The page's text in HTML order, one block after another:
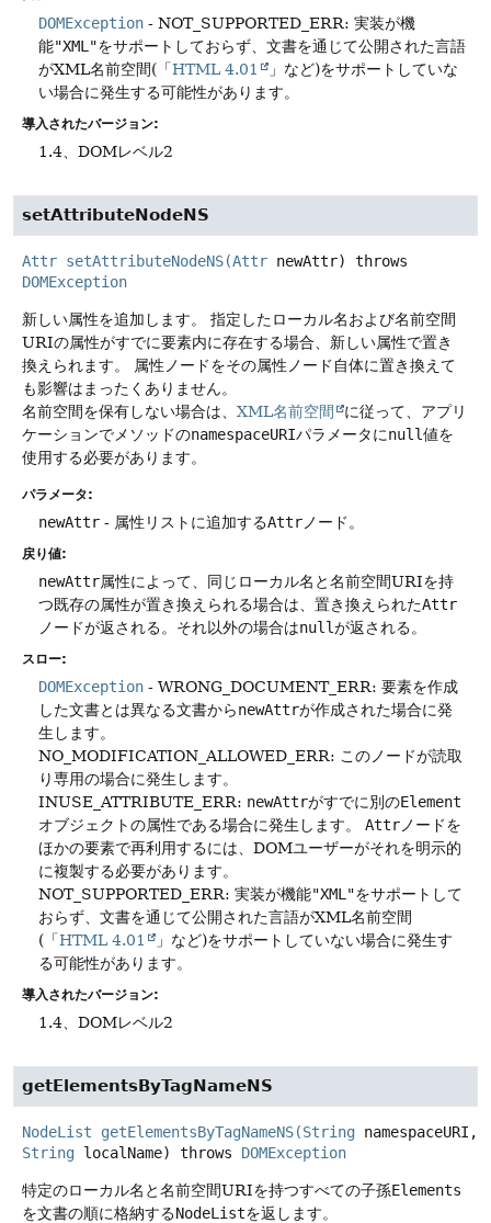
DOMException - NOT_SUPPORTED_ERR: 実装が機
能"XML"をサポートしておらず、文書を通じて公開された言語
がXML名前空間(「HTML 4.01
」など)をサポートしていな
い場合に発生する可能性があります。
導入されたバージョン:
1.4、DOMレベル2
setAttributeNodeNS
Attr setAttributeNodeNS(Attr newAttr)
throws
DOMException
新しい属性を追加します。
指定したローカル名および名前空間
URIの属性がすでに要素内に存在する場合、新しい属性で置き
換えられます。
属性ノードをその属性ノード自体に置き換えて
も影響はまったくありません。
名前空間を保有しない場合は、 XML名前空間
に従って、アプリ
ケーションでメソッドのnamespaceURIパラメータにnull値を
使用する必要があります。
パラメータ:
newAttr - 属性リストに追加するAttr ノード。
戻り値:
newAttr属性によって、同じローカル名と名前空間URIを持
つ既存の属性が置き換えられる場合は、置き換えられたAttr
ノードが返される。それ以外の場合はnullが返される。
スロー:
DOMException - WRONG_DOCUMENT_ERR: 要素を作成
した文書とは異なる文書からnewAttrが作成された場合に発
生します。
NO_MODIFICATION_ALLOWED_ERR: このノードが読取
り専用の場合に発生します。
INUSE_ATTRIBUTE_ERR: newAttrがすでに別のElement
オブジェクトの属性である場合に発生します。
Attr ノードを
ほかの要素で再利用するには、DOMユーザーがそれを明示的
に複製する必要があります。
NOT_SUPPORTED_ERR: 実装が機能"XML"をサポートして
おらず、文書を通じて公開された言語がXML名前空間
(「HTML 4.01
」など)をサポートしていない場合に発生す
る可能性があります。
導入されたバージョン:
1.4、DOMレベル2
getElementsByTagNameNS
NodeList getElementsByTagNameNS(String namespaceURI,
String localName) throws DOMException
特定のローカル名と名前空間URIを持つすべての子孫Elements
を文書の順に格納するNodeListを返します。